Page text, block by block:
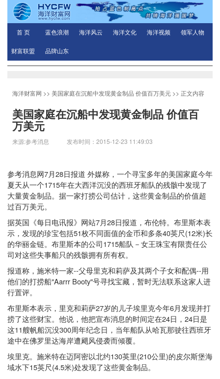
首 页 蓝色浪潮 海洋风云 海洋文化 海洋视频 领军人物
财富联盟 品牌山东
海洋财富网 >> 美国家庭在沉船中发现黄金制品 价值百万美元 >> 正文内容
美国家庭在沉船中发现黄金制品 价值百
万美元
来源:参考消息 发布时间：2015-12-23 11:49:03
参考消息网7月 28日报道 外媒称，一个寻宝多年的美国家庭今年
夏天从一个1715年在大西洋沉没的西班牙船队的残骸中发现了
大量黄金制品。据一家打捞公司估计，这些黄金制品的价值超
过百万美元。
据英国《每日电讯报》网站7月 28日报道，布伦特。布里斯本表
示，发现的珍宝包括51枚不同面值的金币和多条40英尺(12米)长
的华丽金链。布里斯本的公司 1715船队－女王珠宝有限责任公
司对这些失事船只的残骸拥有所有权。
报道称，施米特一家--父母里克和莉萨及其两个子女和配偶--用
他们的打捞船"Aarrr Booty"号寻找宝藏，暂时无法联系这家人进
行置评。
布里斯本表示，里克和莉萨27岁的儿子埃里克今年6月发现并打
捞了这些财宝。他说，他把宣布消息的时间定在24日， 24日是
这11艘帆船沉没300周年纪念日，当年船队从哈瓦那驶往西班牙
途中在佛罗里达海岸遭飓风侵袭而倾覆。
埃里克。施米特在迈阿密以北约130英里(210公里)的皮尔斯堡海
域水下15英尺(4.5米)处发现了这些黄金制品。